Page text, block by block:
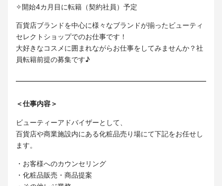
✧開始4カ月目に転籍（契約社員）予定
百貨店ブランドを中心に様々なブランドが揃ったビューティ
セレクトショップでのお仕事です！
大好きなコスメに囲まれながらお仕事をしてみませんか？社
員転籍前提の募集です♪
＜仕事内容＞
ビューティーアドバイザーとして、
百貨店や商業施設内にある化粧品売り場にて下記をお任せし
ます。
・お客様へのカウンセリング
・化粧品販売・商品提案